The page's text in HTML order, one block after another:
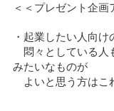
＜＜プレゼント企画
・起業したい人向
悶々としている人
みたいなものが
よいと思う方はこ